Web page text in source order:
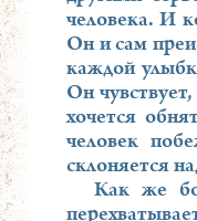
человека. И
Он и сам
каждой
Он
хочется
человек
склоняется
Как же